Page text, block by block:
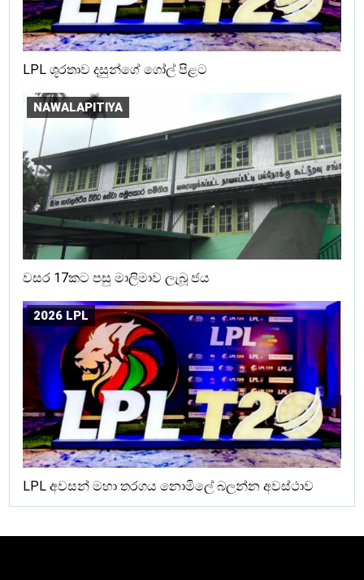
LPL ශූරතාව දසුන්ගේ ගෝල් පිළට
NAWALAPITIYA
වසර 17කට පසු මාලිමාව ලැබූ ජය
2026 LPL
LPL අවසන් මහා තරගය නොමිලේ බලන්න අවස්ථාව